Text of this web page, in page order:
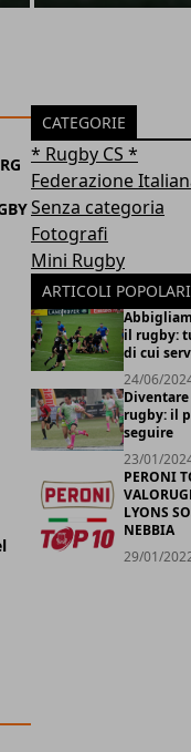
CATEGORIE
* Rugby CS *
Federazione
Senza categoria
Fotografi
Mini Rugby
ARTICOLI POPOLARI
il rugby:
di cui
24/06/
rugby: il
seguire
23/01/
PERONI
LYONS
NEBBIA
29/01/